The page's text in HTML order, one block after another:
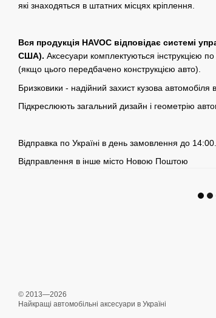
які знаходяться в штатних місцях кріплення.
Вся продукція HAVOC відповідає системі
США). Аксесуари комплектуються інструкцією
(якщо цього передбачено конструкцією авто).
Бризковики - надійний захист кузова автомобіля
Підкреслюють загальний дизайн і геометрію
Відправка по Україні в день замовлення до 14:00.
Відправлення в інше місто Новою Поштою
© 2013—2026
Найкращі автомобільні аксесуари в Україні